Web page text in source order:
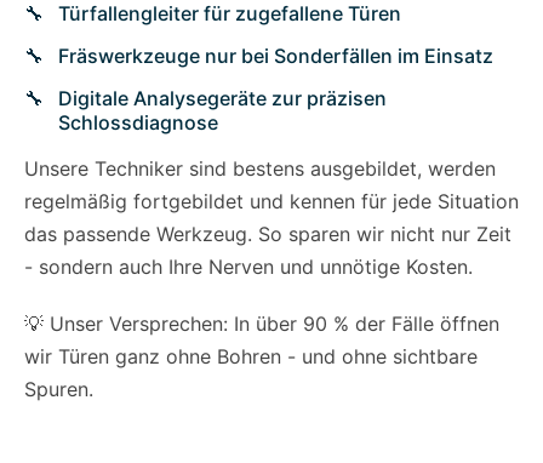
Türfallengleiter für zugefallene Türen
Fräswerkzeuge nur bei Sonderfällen im Einsatz
Digitale Analysegeräte zur präzisen
Schlossdiagnose
Unsere Techniker sind bestens ausgebildet, werden
regelmäßig fortgebildet und kennen für jede Situation
das passende Werkzeug. So sparen wir nicht nur Zeit
- sondern auch Ihre Nerven und unnötige Kosten.
💡 Unser Versprechen: In über 90 % der Fälle öffnen
wir Türen ganz ohne Bohren - und ohne sichtbare
Spuren.